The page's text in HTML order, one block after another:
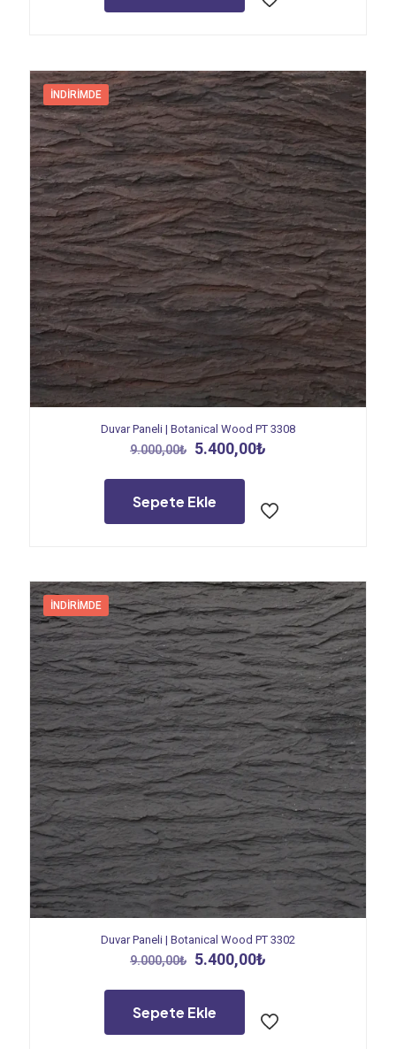
İNDIRIMDE
Duvar Paneli | Botanical Wood PT 3308
9.000,00₺ Orijinal
9.000,00₺.
5.400,00₺
Sepete Ekle
İNDIRIMDE
Duvar Paneli | Botanical Wood PT 3302
9.000,00₺ Orijinal
9.000,00₺.
5.400,00₺
5.400,00₺.
Sepete Ekle